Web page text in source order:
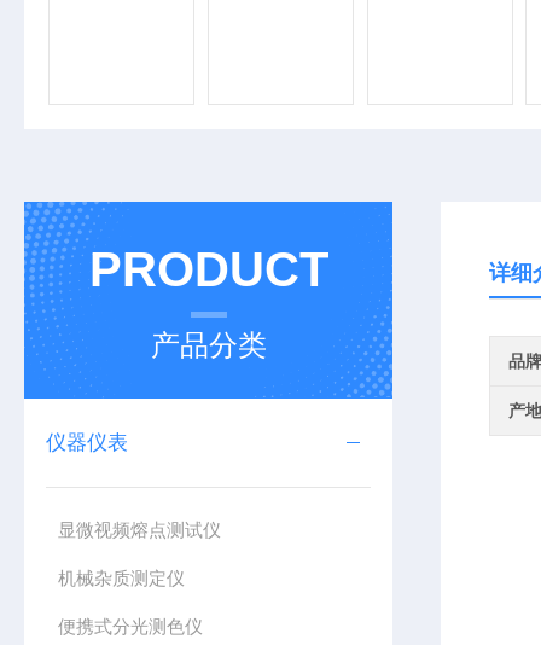
PRODUCT
产品分类
仪器仪表
显微视频熔点测试仪
机械杂质测定仪
便携式分光测色仪
详细
品牌
产